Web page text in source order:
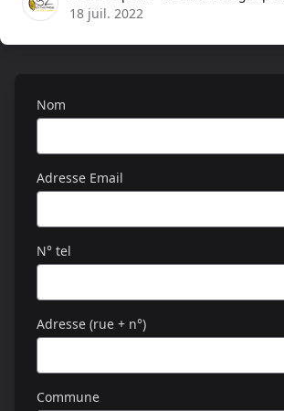
18 juil. 2022
Nom
Adresse Email
N° tel
Adresse (rue + n°)
Commune